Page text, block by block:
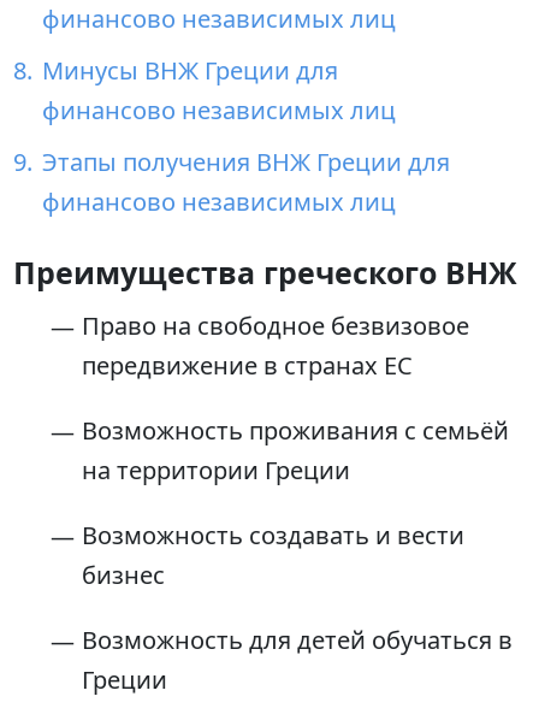
финансово независимых лиц
Минусы ВНЖ Греции для
финансово независимых лиц
Этапы получения ВНЖ Греции для
финансово независимых лиц
Преимущества греческого ВНЖ
Право на свободное безвизовое
передвижение в странах ЕС
Возможность проживания с семьёй
на территории Греции
Возможность создавать и вести
бизнес
Возможность для детей обучаться в
Греции